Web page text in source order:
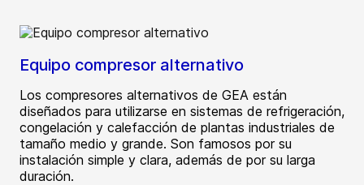
Equipo compresor alternativo
Los compresores alternativos de GEA están
diseñados para utilizarse en sistemas de refrigeración,
congelación y calefacción de plantas industriales de
tamaño medio y grande. Son famosos por su
instalación simple y clara, además de por su larga
duración.